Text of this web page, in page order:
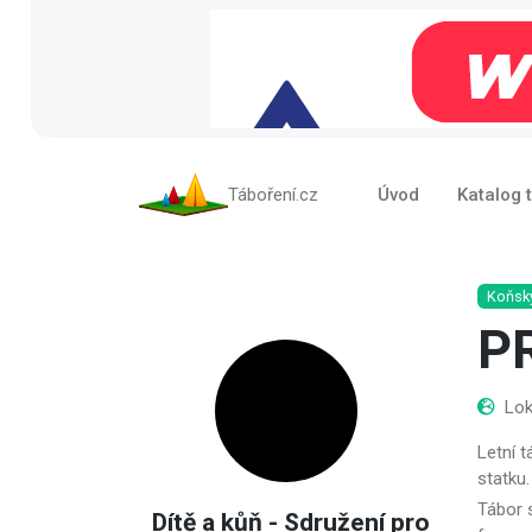
Táboření.cz Úvod Katalog
Dítě a kůň - Sdružení pro
Letní
Tábor